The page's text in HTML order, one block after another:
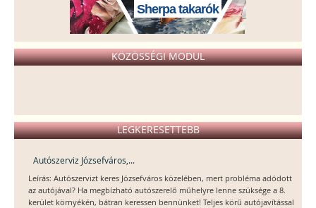
Sherpa takarók
KÖZÖSSÉGI MODUL
LEGKERESETTEBB
Autószerviz Józsefváros,...
Leírás: Autószervizt keres Józsefváros közelében, mert probléma adódott
az autójával? Ha megbízható autószerelő műhelyre lenne szüksége a 8.
kerület környékén, bátran keressen bennünket! Teljes körű autójavítással